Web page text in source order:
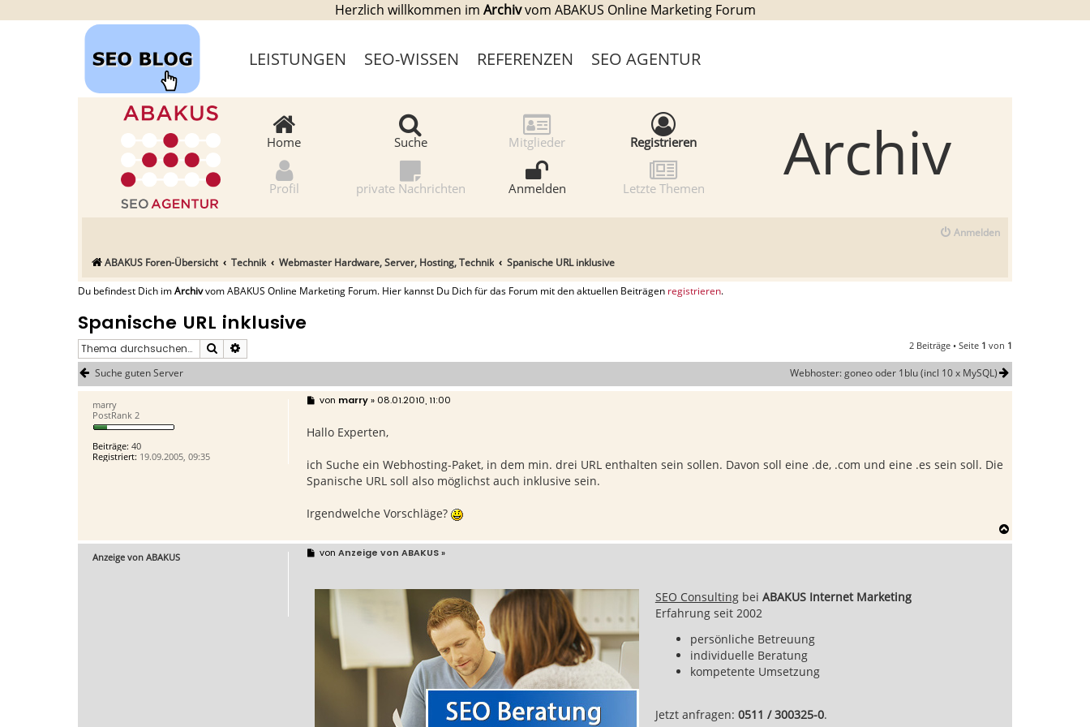
Herzlich willkommen im Archivvom ABAKUS Online Marketing Forum
LEISTUNGEN SEO-WISSEN REFERENZEN SEO AGENTUR
Home
Profil
Suche
private Nachrichten
Mitglieder
Anmelden
Registrieren
Letzte Themen Archiv
Anmelden
ABAKUS Foren-Übersicht Technik Webmaster Hardware, Server, Hosting, Technik Spanische URL inklusive
Du befindest Dich imArchivvom ABAKUS Online Marketing Forum. Hier kannst Du Dich für das Forum mit den aktuellen Beiträgen registrieren.
Spanische URL inklusive
Suche 2 Beiträge • Seite 1 von 1
Suche guten Server Webhoster: goneo oder 1blu (incl 10 x MySQL)
marry
PostRank 2
Beiträge: 40
Registriert: 19.09.2005, 09:35
B
t
g
von marry» 08.01.2010, 11:00
Hallo Experten,
ich Suche ein Webhosting-Paket, in dem min. drei URL enthalten sein sollen. Davon soll eine .de, .com und eine .es sein soll. Die
Spanische URL soll also möglichst auch inklusive sein.
Irgendwelche Vorschläge?
a
Anzeige von ABAKUS von Anzeige von ABAKUS»
SEO Consultingbei ABAKUS Internet Marketing
Erfahrung seit 2002
persönliche Betreuung
individuelle Beratung
kompetente Umsetzung
Jetzt anfragen: 0511 / 300325-0.